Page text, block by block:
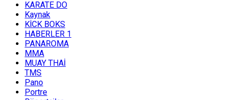
KARATE DO
Kaynak
KİCK BOKS
HABERLER 1
PANAROMA
MMA
MUAY THAİ
TMS
Pano
Portre